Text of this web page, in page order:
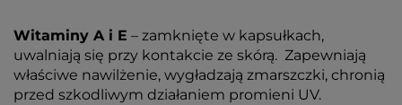
Witaminy A i E – zamknięte w kapsułkach,
uwalniają się przy kontakcie ze skórą. Zapewniają
właściwe nawilżenie, wygładzają zmarszczki, chronią
przed szkodliwym działaniem promieni UV.